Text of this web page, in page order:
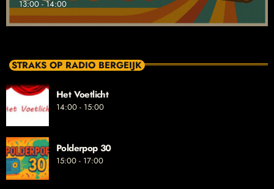
13:00 - 14:00
STRAKS OP RADIO BERGEIJK
Het Voetlicht
14:00 - 15:00
Polderpop 30
15:00 - 17:00